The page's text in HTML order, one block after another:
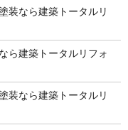
装なら建築トータルリ
ら建築トータルリフォ
装なら建築トータルリ